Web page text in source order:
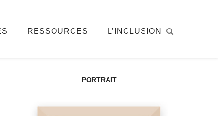
RESSOURCES L’INCLUSION
PORTRAIT